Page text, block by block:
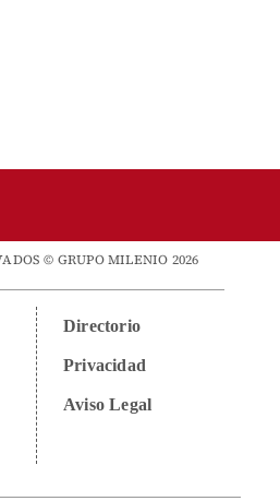
© GRUPO MILENIO 2026
Directorio
Privacidad
Aviso Legal